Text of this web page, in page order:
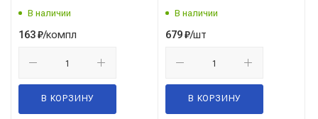
В наличии
163₽/компл
В КОРЗИНУ
В наличии
679₽/шт
В КОРЗИНУ